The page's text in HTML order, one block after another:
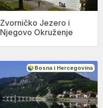
Zvorničko Jezero i
Njegovo Okruženje
Bosna i Hercegovina